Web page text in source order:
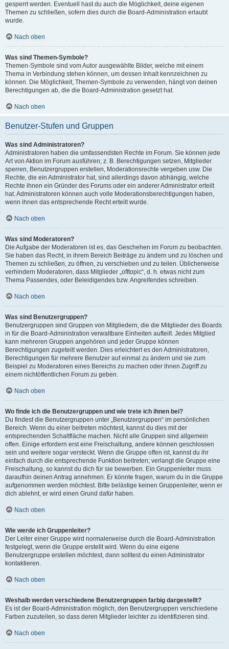
gesperrt werden. Eventuell hast du auch die Möglichkeit, deine eigenen
Themen zu schließen, sofern dies durch die Board-Administration erlaubt
wurde.
Nach oben
Was sind Themen-Symbole?
Themen-Symbole sind vom Autor ausgewählte Bilder, welche mit einem
Thema in Verbindung stehen können, um dessen Inhalt kennzeichnen zu
können. Die Möglichkeit, Themen-Symbole zu verwenden, hängt von deinen
Berechtigungen ab, die die Board-Administration gesetzt hat.
Nach oben
Benutzer-Stufen und Gruppen
Was sind Administratoren?
Administratoren haben die umfassendsten Rechte im Forum. Sie können jede
Art von Aktion im Forum ausführen; z. B. Berechtigungen setzen, Mitglieder
sperren, Benutzergruppen erstellen, Moderationsrechte vergeben usw. Die
Rechte, die ein Administrator hat, sind allerdings davon abhängig, welche
Rechte ihnen ein Gründer des Forums oder ein anderer Administrator erteilt
hat. Administratoren können auch volle Moderationsberechtigungen haben,
wenn ihnen das entsprechende Recht erteilt wurde.
Nach oben
Was sind Moderatoren?
Die Aufgabe der Moderatoren ist es, das Geschehen im Forum zu beobachten.
Sie haben das Recht, in ihrem Bereich Beiträge zu ändern und zu löschen und
Themen zu schließen, zu öffnen, zu verschieben und zu teilen. Üblicherweise
verhindern Moderatoren, dass Mitglieder „offtopic“, d. h. etwas nicht zum
Thema Passendes, oder Beleidigendes bzw. Angreifendes schreiben.
Nach oben
Was sind Benutzergruppen?
Benutzergruppen sind Gruppen von Mitgliedern, die die Mitglieder des Boards
in für die Board-Administration verwaltbare Einheiten aufteilt. Jedes Mitglied
kann mehreren Gruppen angehören und jeder Gruppe können
Berechtigungen zugeteilt werden. Dies erleichtert es den Administratoren,
Berechtigungen für mehrere Benutzer auf einmal zu ändern und sie zum
Beispiel zu Moderatoren eines Bereichs zu machen oder ihnen Zugriff zu
einem nichtöffentlichen Forum zu geben.
Nach oben
Wo finde ich die Benutzergruppen und wie trete ich ihnen bei?
Du findest die Benutzergruppen unter „Benutzergruppen“ im persönlichen
Bereich. Wenn du einer beitreten möchtest, kannst du dies mit der
entsprechenden Schaltfläche machen. Nicht alle Gruppen sind allgemein
offen. Einige erfordern erst eine Freischaltung, andere können geschlossen
sein und weitere sogar versteckt. Wenn die Gruppe offen ist, kannst du ihr
einfach durch die entsprechende Funktion beitreten; verlangt die Gruppe eine
Freischaltung, so kannst du dich für sie bewerben. Ein Gruppenleiter muss
daraufhin deinen Antrag annehmen. Er könnte fragen, warum du in die Gruppe
aufgenommen werden möchtest. Bitte belästige keinen Gruppenleiter, wenn er
dich ablehnt, er wird einen Grund dafür haben.
Nach oben
Wie werde ich Gruppenleiter?
Der Leiter einer Gruppe wird normalerweise durch die Board-Administration
festgelegt, wenn die Gruppe erstellt wird. Wenn du eine eigene
Benutzergruppe erstellen möchtest, dann solltest du einen Administrator
kontaktieren.
Nach oben
Weshalb werden verschiedene Benutzergruppen farbig dargestellt?
Es ist der Board-Administration möglich, den Benutzergruppen verschiedene
Farben zuzuteilen, so dass deren Mitglieder leichter zu identifizieren sind.
Nach oben